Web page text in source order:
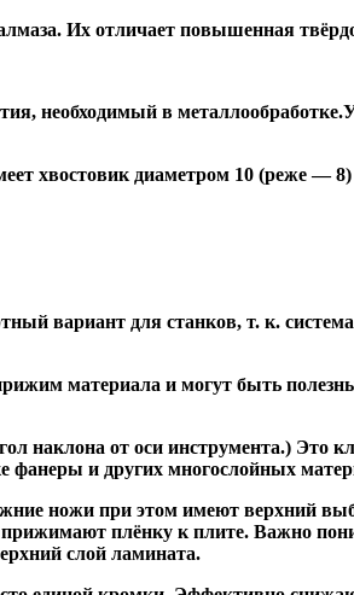
Их отличает повышенная
необходимый в
хвостовик диаметром 10 (реже —
вариант для станков, т. к.
материала и могут быть
от оси инструмента.) Это
фанеры и других многослойных
ножи при этом имеют верхний
плёнку к плите. Важно
слой ламината.